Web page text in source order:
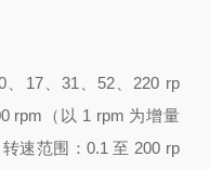
17、31、52、220 rp
rpm（以 1 rpm 为增量
速范围：0.1 至 200 rp